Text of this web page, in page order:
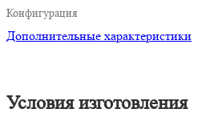
Конфигурация
Дополнительные характеристики
Условия изготовления